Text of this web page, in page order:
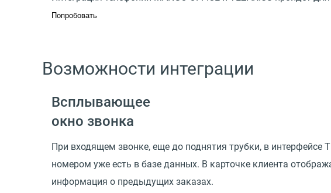
Попробовать
Возможности интеграции
Всплывающее
окно звонка
При входящем звонке, еще до поднятия трубки, в интерфейсе
номером уже есть в базе данных. В карточке клиента
информация о предыдущих заказах.